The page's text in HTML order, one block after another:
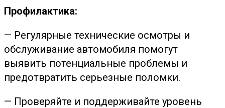
Профилактика:
— Регулярные технические осмотры и
обслуживание автомобиля помогут
выявить потенциальные проблемы и
предотвратить серьезные поломки.
— Проверяйте и поддерживайте уровень